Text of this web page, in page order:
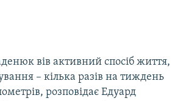
вів активний спосіб життя,
– кілька разів на тиждень
розповідає Едуард